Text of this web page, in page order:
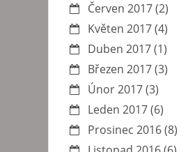
Červen 2017(2)
Květen 2017(4)
Duben 2017(1)
Březen 2017(3)
Únor 2017(3)
Leden 2017(6)
Prosinec 2016(8)